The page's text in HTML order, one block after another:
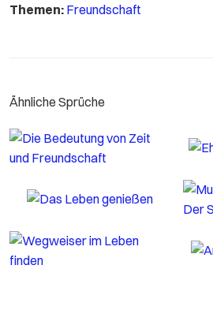
Themen: Freundschaft
Ähnliche Sprüche